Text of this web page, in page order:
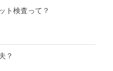
ト検査って？
？